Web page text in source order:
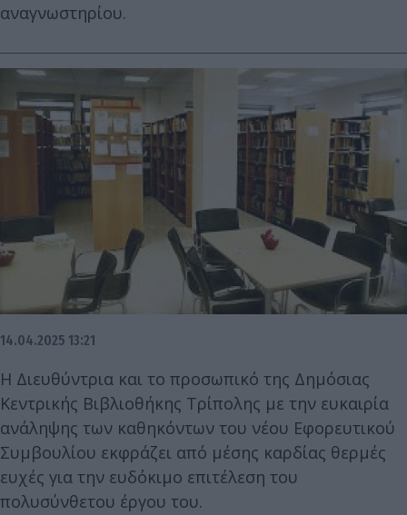
αναγνωστηρίου.
14.04.2025 13:21
Η Διευθύντρια και το προσωπικό της Δημόσιας
Κεντρικής Βιβλιοθήκης Τρίπολης με την ευκαιρία
ανάληψης των καθηκόντων του νέου Εφορευτικού
Συμβουλίου εκφράζει από μέσης καρδίας θερμές
ευχές για την ευδόκιμο επιτέλεση του
πολυσύνθετου έργου του.